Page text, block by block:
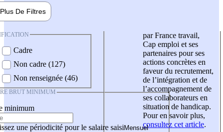
Plus De Filtres
Cadre
Non cadre (127)
Non renseignée (46)
BRUT MINIMUM
minimum
une périodicité pour le salaire saisi
par France travail,
Cap emploi et ses
partenaires pour ses
actions concrètes en
faveur du recrutement,
de l’intégration et de
l’accompagnement de
ses collaborateurs en
situation de handicap.
Pour en savoir plus,
consultez cet article.